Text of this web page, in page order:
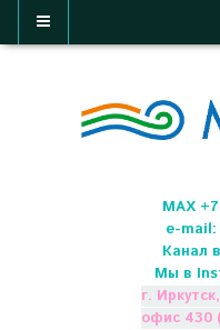
МАХ
e-mail:
Канал
Мы в
г.
офис 430